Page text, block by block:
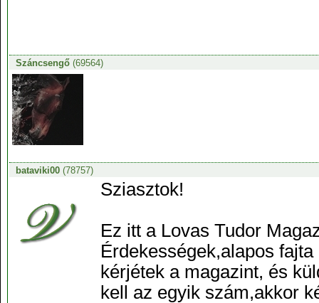
Száncsengő(69564)
bataviki00(78757)
Sziasztok!
Ez itt a Lovas Tudor
Érdekességek,alapos
kérjétek a magazint, és
kell az egyik szám,akkor